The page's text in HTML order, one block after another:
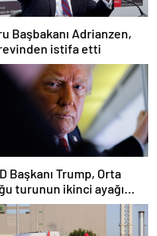
Başbakanı Adrianzen,
istifa etti
Başkanı Trump, Orta
turunun ikinci ayağı